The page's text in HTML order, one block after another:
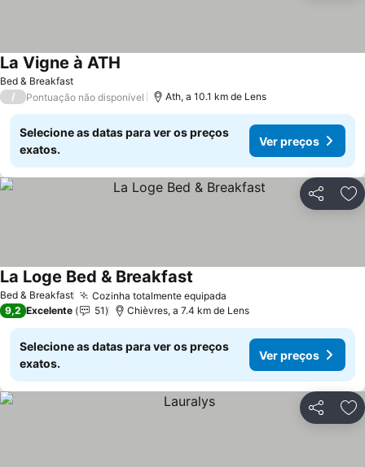
Bed & Breakfast
La Vigne à ATH
/ Pontuação não disponível Ath, a 10.1 km de Lens
Selecione as datas para ver os preços
exatos.
Ver preços
Partilhar
Bed & Breakfast Cozinha totalmente equipada
La Loge Bed & Breakfast
9,2 Excelente 51 Chièvres, a 7.4 km de Lens
Selecione as datas para ver os preços
exatos.
Ver preços
Partilhar